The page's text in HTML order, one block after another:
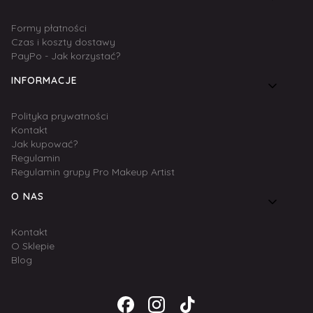
Formy płatności
Czas i koszty dostawy
PayPo - Jak korzystać?
INFORMACJE
Polityka prywatności
Kontakt
Jak kupować?
Regulamin
Regulamin grupy Pro Makeup Artist
O NAS
Kontakt
O Sklepie
Blog